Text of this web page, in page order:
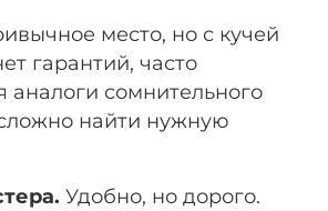
место, но с кучей
гарантий, часто
аналоги сомнительного
найти нужную
Удобно, но дорого.